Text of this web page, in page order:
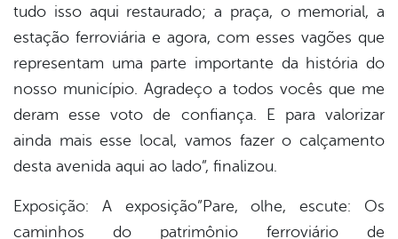
tudo isso aqui restaurado; a praça, o memorial, a
estação ferroviária e agora, com esses vagões que
representam uma parte importante da história do
nosso município. Agradeço a todos vocês que me
deram esse voto de confiança. E para valorizar
ainda mais esse local, vamos fazer o calçamento
desta avenida aqui ao lado”, finalizou.
Exposição: A exposição”Pare, olhe, escute: Os
caminhos do patrimônio ferroviário de